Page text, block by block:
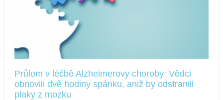
Průlom v léčbě Alzheimerovy choroby: Vědci
obnovili dvě hodiny spánku, aniž by odstranili
plaky z mozku